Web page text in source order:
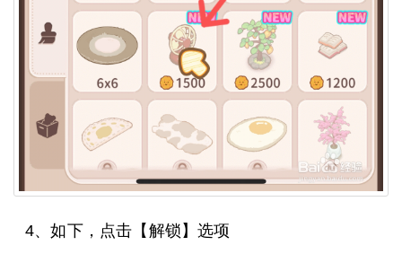
4、如下，点击【解锁】选项